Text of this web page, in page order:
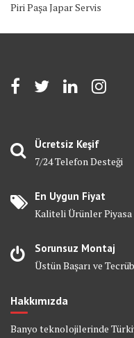
Piri Paşa Japar Servis
Ücretsiz Keşif
7/24 Telefon Desteği
En Uygun Fiyat
Kaliteli Ürünler Piyasa
Sorunsuz Montaj
Üstün Başarı ve
Hakkımızda
Banyo teknolojilerinde